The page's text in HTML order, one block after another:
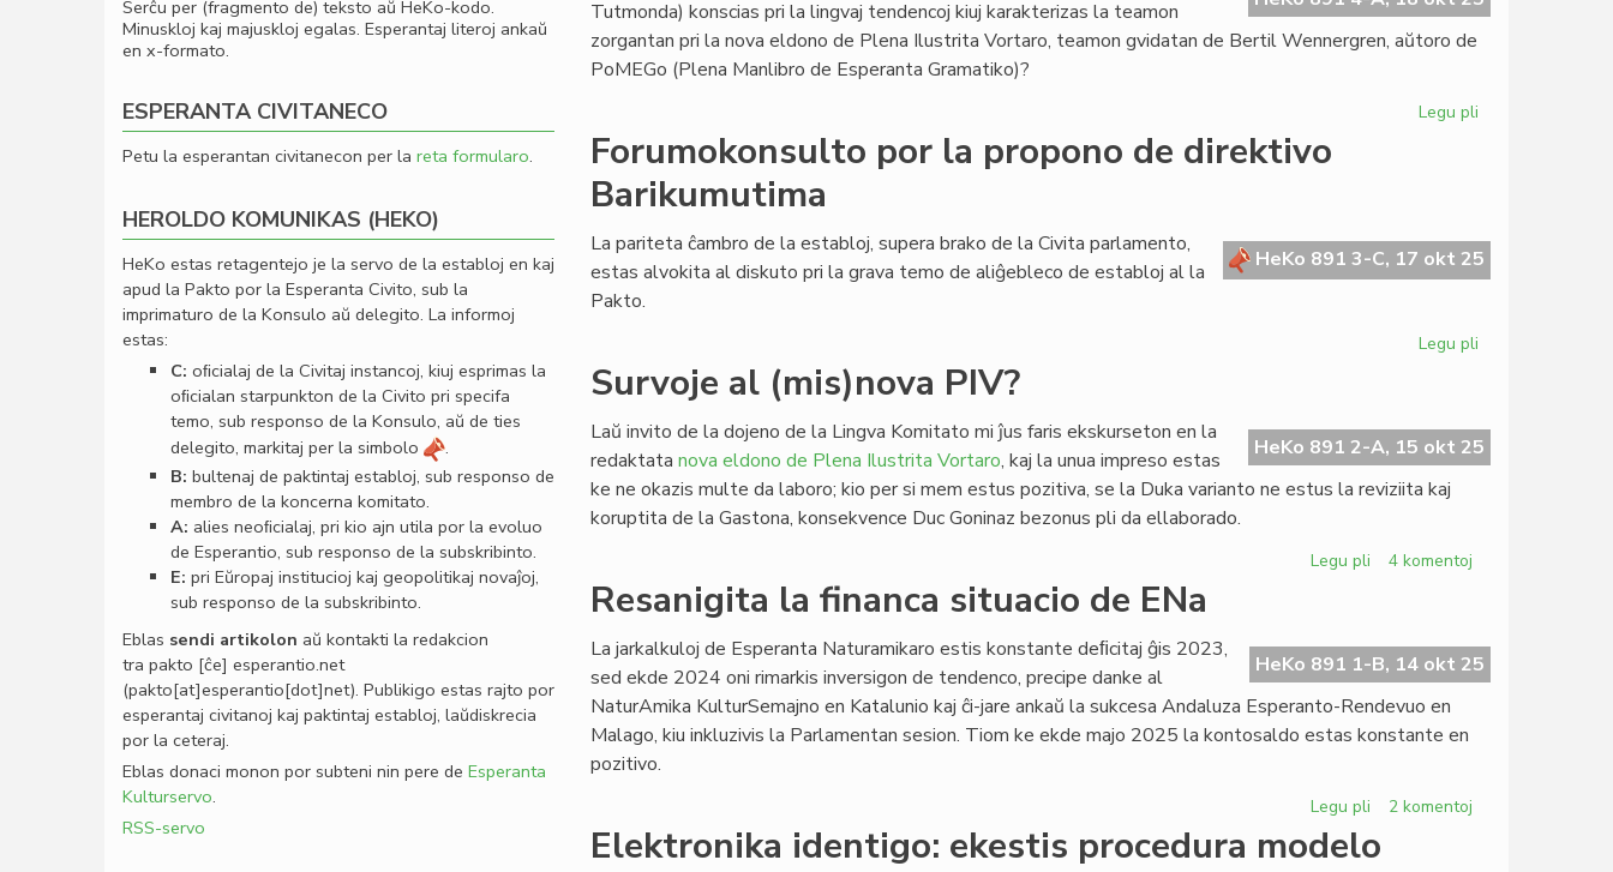
Tutmonda) konscias pri la lingvaj tendencoj kiuj karakterizas la teamon
zorgantan pri la nova eldono de Plena Ilustrita Vortaro, teamon gvidatan de Bertil Wennergren, aŭtoro de
PoMEGo (Plena Manlibro de Esperanta Gramatiko)?
Legu pli
konscias
pri
Forumokonsulto por la propono de direktivo
Barikumutima
HeKo 891 3-C, 17 okt 25
La pariteta ĉambro de la establoj, supera brako de la Civita parlamento,
estas alvokita al diskuto pri la grava temo de aliĝebleco de establoj al la
Pakto.
Legu pli
propono
de
Survoje al (mis)nova PIV?
HeKo 891 2-A, 15 okt 25
Laŭ invito de la dojeno de la Lingva Komitato mi ĵus faris ekskurseton en la
redaktata nova eldono de Plena Ilustrita Vortaro, kaj la unua impreso estas
ke ne okazis multe da laboro; kio per si mem estus pozitiva, se la Duka varianto ne estus la reviziita kaj
koruptita de la Gastona, konsekvence Duc Goninaz bezonus pli da ellaborado.
Legu pli pri
PIV?
4 komentoj
Resanigita la financa situacio de ENa
HeKo 891 1-B, 14 okt 25
La jarkalkuloj de Esperanta Naturamikaro estis konstante deﬁcitaj ĝis 2023,
sed ekde 2024 oni rimarkis inversigon de tendenco, precipe danke al
NaturAmika KulturSemajno en Katalunio kaj ĉi-jare ankaŭ la sukcesa Andaluza Esperanto-Rendevuo en
Malago, kiu inkluzivis la Parlamentan sesion. Tiom ke ekde majo 2025 la kontosaldo estas konstante en
pozitivo.
Legu pli
la
2 komentoj
Elektronika identigo: ekestis procedura modelo
Serĉu per (fragmento de) teksto aŭ HeKo-kodo.
Minuskloj kaj majuskloj egalas. Esperantaj literoj ankaŭ
en x-formato.
ESPERANTA CIVITANECO
Petu la esperantan civitanecon per la reta formularo.
HEROLDO KOMUNIKAS (HEKO)
HeKo estas retagentejo je la servo de la establoj en kaj
apud la Pakto por la Esperanta Civito, sub la
imprimaturo de la Konsulo aŭ delegito. La informoj
estas:
C: oﬁcialaj de la Civitaj instancoj, kiuj esprimas la
oﬁcialan starpunkton de la Civito pri specifa
temo, sub responso de la Konsulo, aŭ de ties
delegito, markitaj per la simbolo
.
B: bultenaj de paktintaj establoj, sub responso de
membro de la koncerna komitato.
A: alies neoﬁcialaj, pri kio ajn utila por la evoluo
de Esperantio, sub responso de la subskribinto.
E: pri Eŭropaj institucioj kaj geopolitikaj novaĵoj,
sub responso de la subskribinto.
Eblas sendi artikolon aŭ kontakti la redakcion
tra pakto [ĉe] esperantio.net
(pakto[at]esperantio[dot]net). Publikigo estas rajto por
esperantaj civitanoj kaj paktintaj establoj, laŭdiskrecia
por la ceteraj.
Eblas donaci monon por subteni nin pere de Esperanta
Kulturservo.
RSS-servo